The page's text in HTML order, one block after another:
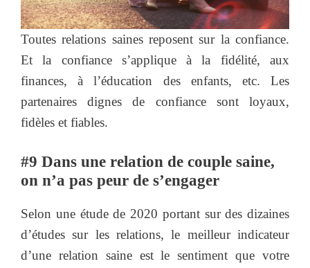
Toutes relations saines reposent sur la confiance.
Et la confiance s’applique à la fidélité, aux
finances, à l’éducation des enfants, etc. Les
partenaires dignes de confiance sont loyaux,
fidèles et fiables.
#9 Dans une relation de couple saine,
on n’a pas peur de s’engager
Selon une étude de 2020 portant sur des dizaines
d’études sur les relations, le meilleur indicateur
d’une relation saine est le sentiment que votre